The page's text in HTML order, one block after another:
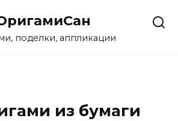
поделки, аппликации
из бумаги